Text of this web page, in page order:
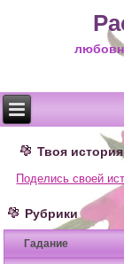
Твоя
Поделись своей
Рубрики
Гадание